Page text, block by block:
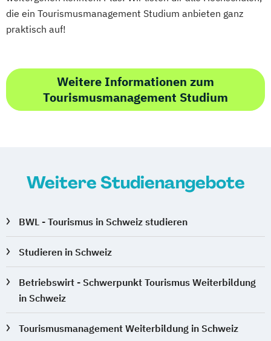
die ein Tourismusmanagement Studium anbieten ganz
praktisch auf!
Weitere Informationen zum
Tourismusmanagement Studium
Weitere Studienangebote
BWL - Tourismus in Schweiz studieren
Studieren in Schweiz
Betriebswirt - Schwerpunkt Tourismus Weiterbildung
in Schweiz
Tourismusmanagement Weiterbildung in Schweiz